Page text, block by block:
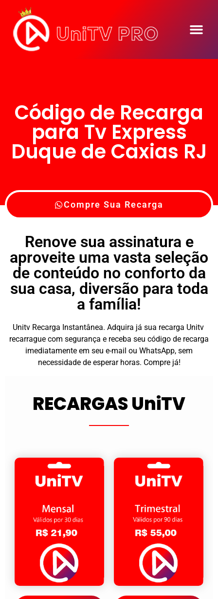
Código de Recarga
para Tv Express
Duque de Caxias RJ
Compre Sua Recarga
Renove sua assinatura e
aproveite uma vasta seleção
de conteúdo no conforto da
sua casa, diversão para toda
a família!
Unitv Recarga Instantânea. Adquira já sua recarga Unitv
recarrague com segurança e receba seu código de recarga
imediatamente em seu e-mail ou WhatsApp, sem
necessidade de esperar horas. Compre já!
RECARGAS UniTV